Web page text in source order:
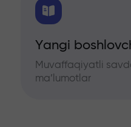
Yangi
Muvaffaqiyatli
ma’lumotlar